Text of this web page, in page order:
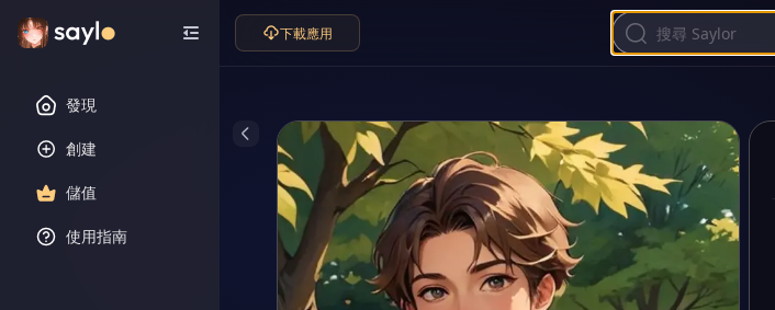
發現
創建
儲值
使用指南
下載應用